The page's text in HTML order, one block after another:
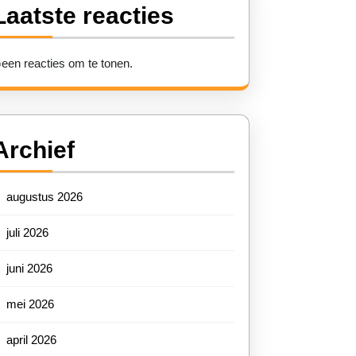
reacties
reacties om te tonen.
augustus 2026
juli 2026
juni 2026
mei 2026
april 2026